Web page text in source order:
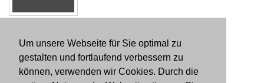
Um unsere Webseite für Sie optimal zu
gestalten und fortlaufend verbessern zu
können, verwenden wir Cookies. Durch die
Kassenprüfer
Rebecca Seeger und Claudius Hofacker